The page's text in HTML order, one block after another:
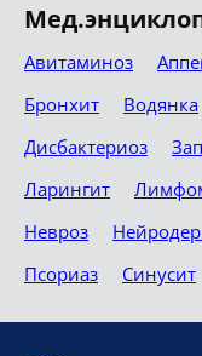
Авитаминоз
Бронхит
Водянка
Дисбактериоз
Ларингит
Невроз
Псориаз
Синусит